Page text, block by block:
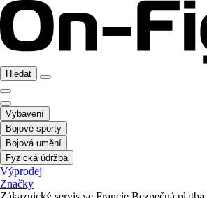
Hledat
Vybavení
Bojové sporty
Bojová umění
Fyzická údržba
Výprodej
Značky